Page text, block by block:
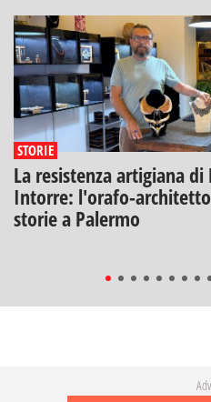
STORIE
La resistenza artigiana di
Intorre: l'orafo-
storie a Palermo
Adv